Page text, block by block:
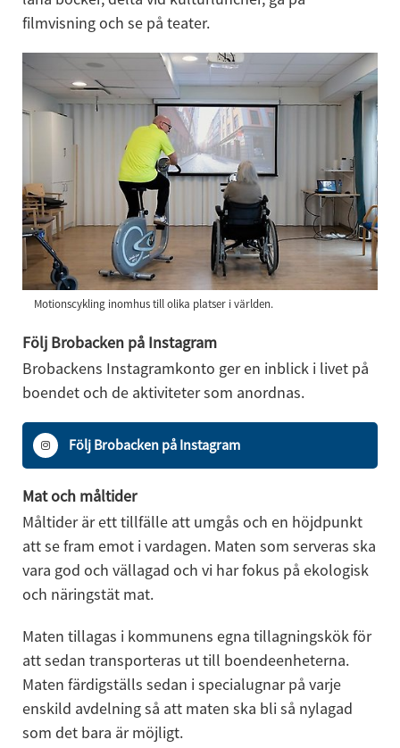
filmvisning och se på teater.
Motionscykling inomhus till olika platser i världen.
Följ Brobacken på Instagram
Brobackens Instagramkonto ger en inblick i livet på
boendet och de aktiviteter som anordnas.
Följ Brobacken på Instagram
Mat och måltider
Måltider är ett tillfälle att umgås och en höjdpunkt
att se fram emot i vardagen. Maten som serveras ska
vara god och vällagad och vi har fokus på ekologisk
och näringstät mat.
Maten tillagas i kommunens egna tillagningskök för
att sedan transporteras ut till boendeenheterna.
Maten färdigställs sedan i specialugnar på varje
enskild avdelning så att maten ska bli så nylagad
som det bara är möjligt.